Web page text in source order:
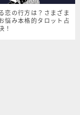
恋の行方は？さまざま
悩み本格的タロット占
！